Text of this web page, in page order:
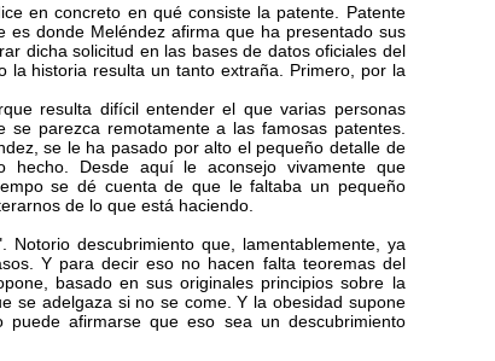
en concreto en qué consiste la patente. Patente
donde Meléndez afirma que ha presentado sus
dicha solicitud en las bases de datos oficiales del
la historia resulta un tanto extraña. Primero, por la
resulta difícil entender el que varias personas
parezca remotamente a las famosas patentes.
se le ha pasado por alto el pequeño detalle de
hecho. Desde aquí le aconsejo vivamente que
se dé cuenta de que le faltaba un pequeño
de lo que está haciendo.
descubrimiento que, lamentablemente, ya
Y para decir eso no hacen falta teoremas del
basado en sus originales principios sobre la
se adelgaza si no se come. Y la obesidad supone
afirmarse que eso sea un descubrimiento